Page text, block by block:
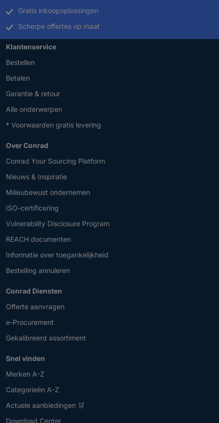
Gratis inkoopoplossingen
Scherpe offertes op maat
Klantenservice
Bestellen
Betalen
Garantie & retour
Alle onderwerpen
* Voorwaarden gratis levering
Over Conrad
Conrad Your Sourcing Platform
Nieuws & Inspiratie
Milieubewust ondernemen
ISO-certificering
Vulnerability Disclosure Program
REACH documenten
Informatie over toegankelijkheid
Bestelling annuleren
Conrad Diensten
Offerte aanvragen
e-Procurement
Gekalibreerd assortiment
Snel vinden
Merken A-Z
Categorieën A-Z
Actuele aanbiedingen 🛒
Download Center